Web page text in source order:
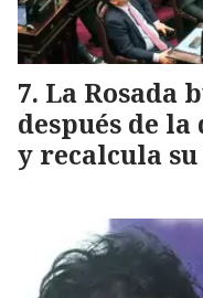
La Rosada
después de
y recalcula